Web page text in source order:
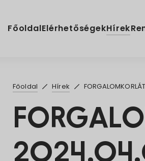
FőoldalElérhetőségekHírek
Főoldal Hírek